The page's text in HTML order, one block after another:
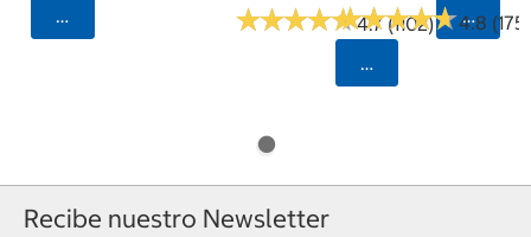
Seleccionar Código Postal
★★★★★
★★★★★4.7 (1102)
★★★★★
★★★★★4.8 (175)
Seleccionar
Recibe nuestro Newsletter